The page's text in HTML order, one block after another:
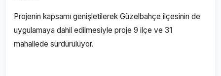
Projenin kapsamı genişletilerek Güzelbahçe ilçesinin de
uygulamaya dahil edilmesiyle proje 9 ilçe ve 31
mahallede sürdürülüyor.